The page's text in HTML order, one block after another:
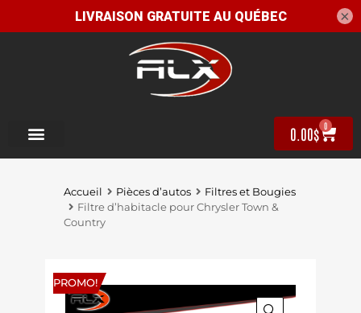
0.00$ 0
Accueil Pièces d’autos
Filtres et Bougies
Filtre d’habitacle pour Chrysler Town &
Country
PROMO!
×